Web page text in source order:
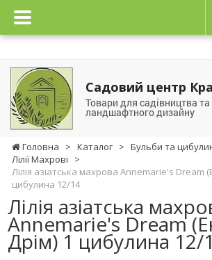
Садовий центр
Товари для садівництва та
ландшафтного дизайну
Головна > Каталог > Бульби та
Лілії Махрові
>
Лілія азіатська махрова Annemarie's Dream
цибулина 12/14
Лілія азіатська
Annemarie's Dream
Дрім) 1 цибулина 12/